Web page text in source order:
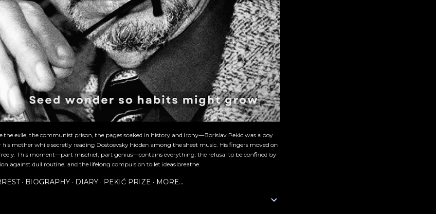
the exile, the communist prison, the pages soaked in history and irony—Borislav Pekic was a boy
mother while secretly reading Dostoevsky hidden among the sheet music. His fingers moved on
This moment—part mischief, part genius—contains everything: the refusal to be confined by
against dull routine, and the lifelong compulsion to let ideas breathe.
BIOGRAPHY DIARY PEKIĆ PRIZE MORE…